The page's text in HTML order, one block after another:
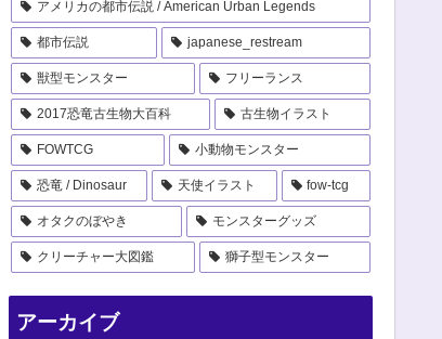
アメリカの都市伝説 / American Urban Legends
都市伝説 japanese_restream
獣型モンスター フリーランス
2017恐竜古生物大百科 古生物イラスト
FOWTCG 小動物モンスター
恐竜 / Dinosaur 天使イラスト fow-tcg
オタクのぼやき モンスターグッズ
クリーチャー大図鑑 獅子型モンスター
アーカイブ